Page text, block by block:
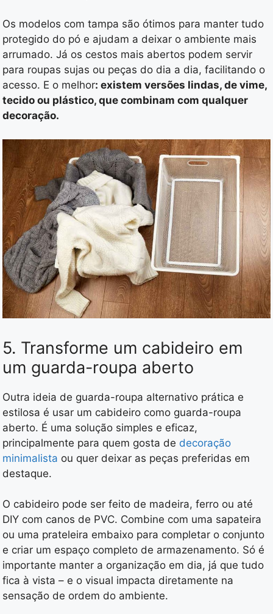
Os modelos com tampa são ótimos para manter tudo
protegido do pó e ajudam a deixar o ambiente mais
arrumado. Já os cestos mais abertos podem servir
para roupas sujas ou peças do dia a dia, facilitando o
acesso. E o melhor: existem versões lindas, de vime,
tecido ou plástico, que combinam com qualquer
decoração.
5. Transforme um cabideiro em
um guarda-roupa aberto
Outra ideia de guarda-roupa alternativo prática e
estilosa é usar um cabideiro como guarda-roupa
aberto. É uma solução simples e eficaz,
principalmente para quem gosta de decoração
minimalista ou quer deixar as peças preferidas em
destaque.
O cabideiro pode ser feito de madeira, ferro ou até
DIY com canos de PVC. Combine com uma sapateira
ou uma prateleira embaixo para completar o conjunto
e criar um espaço completo de armazenamento. Só é
importante manter a organização em dia, já que tudo
fica à vista – e o visual impacta diretamente na
sensação de ordem do ambiente.